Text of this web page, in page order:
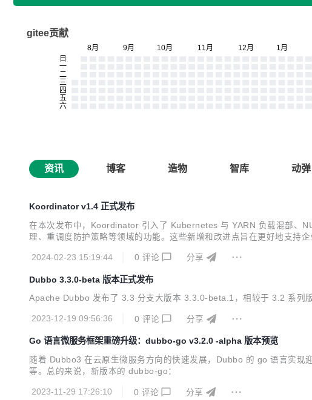
gitee贡献
资讯 博客 造物 智库 动弹
Koordinator v1.4 正式发布
在本次发布中，Koordinator 引入了 Kubernetes 与 YARN 负载混部、
理、重调度防护策略等领域的功能。这些新增和改进点旨在更好地支持
2024-02-23 15:19:44 0 评论 分享
Dubbo 3.3.0-beta 版本正式发布
Apache Dubbo 发布了 3.3 分支大版本 3.3.0-beta.1，相较于 3.2 系列
2023-12-19 09:56:36 0 评论 分享
Go 语言微服务框架重磅升级：dubbo-go v3.2.0 -alpha 版本预览
随着 Dubbo3 在云原生微服务方向的快速发展，Dubbo 的 go 语言实现
等。总的来说，新版本的 dubbo-go：
2023-11-29 17:26:10 0 评论 分享